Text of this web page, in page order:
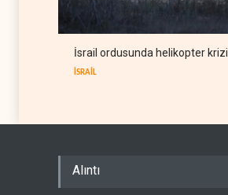
İsrail ordusunda helikopter krizi
İSRAİL
Alıntı